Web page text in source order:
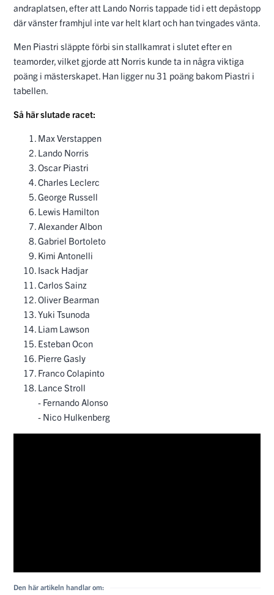
andraplatsen, efter att Lando Norris tappade tid i ett depåstopp
där vänster framhjul inte var helt klart och han tvingades vänta.
Men Piastri släppte förbi sin stallkamrat i slutet efter en
teamorder, vilket gjorde att Norris kunde ta in några viktiga
poäng i mästerskapet. Han ligger nu 31 poäng bakom Piastri i
tabellen.
Så här slutade racet:
Max Verstappen
Lando Norris
Oscar Piastri
Charles Leclerc
George Russell
Lewis Hamilton
Alexander Albon
Gabriel Bortoleto
Kimi Antonelli
Isack Hadjar
Carlos Sainz
Oliver Bearman
Yuki Tsunoda
Liam Lawson
Esteban Ocon
Pierre Gasly
Franco Colapinto
Lance Stroll
- Fernando Alonso
- Nico Hulkenberg
Den här artikeln handlar om: